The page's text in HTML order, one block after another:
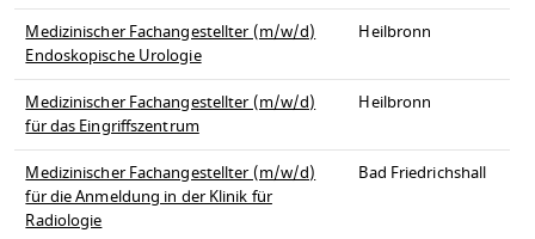
Medizinischer Fachangestellter (m/w/d)
Endoskopische Urologie
Heilbronn
Medizinischer Fachangestellter (m/w/d)
für das Eingriffszentrum
Heilbronn
Medizinischer Fachangestellter (m/w/d)
für die Anmeldung in der Klinik für
Radiologie
Bad Friedrichshall